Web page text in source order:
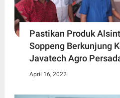
Pastikan Produk
Soppeng Berkunjung
Javatech Agro
April 16, 2022